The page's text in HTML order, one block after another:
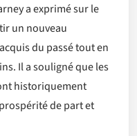
a exprimé sur le
un nouveau
du passé tout en
Il a souligné que les
historiquement
de part et